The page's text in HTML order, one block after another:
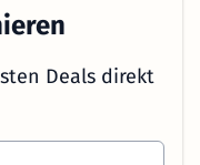
Deals direkt